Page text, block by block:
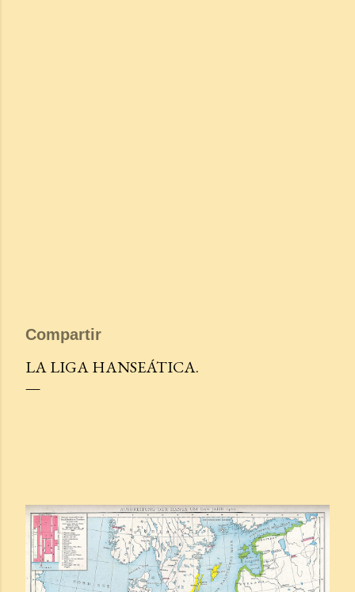
Compartir
LA LIGA HANSEÁTICA.